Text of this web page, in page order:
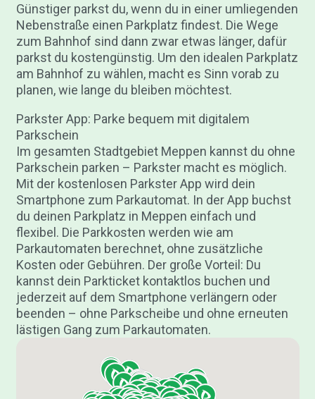
Günstiger parkst du, wenn du in einer umliegenden
Nebenstraße einen Parkplatz findest. Die Wege
zum Bahnhof sind dann zwar etwas länger, dafür
parkst du kostengünstig. Um den idealen Parkplatz
am Bahnhof zu wählen, macht es Sinn vorab zu
planen, wie lange du bleiben möchtest.
Parkster App: Parke bequem mit digitalem
Parkschein
Im gesamten Stadtgebiet Meppen kannst du ohne
Parkschein parken – Parkster macht es möglich.
Mit der kostenlosen Parkster App wird dein
Smartphone zum Parkautomat. In der App buchst
du deinen Parkplatz in Meppen einfach und
flexibel. Die Parkkosten werden wie am
Parkautomaten berechnet, ohne zusätzliche
Kosten oder Gebühren. Der große Vorteil: Du
kannst dein Parkticket kontaktlos buchen und
jederzeit auf dem Smartphone verlängern oder
beenden – ohne Parkscheibe und ohne erneuten
lästigen Gang zum Parkautomaten.